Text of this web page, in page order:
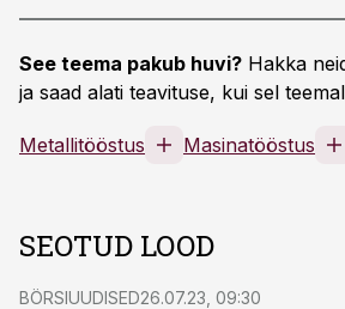
See teema pakub huvi? Hakka
ja saad alati teavituse, kui sel
Metallitööstus Masinatööstus
SEOTUD LOOD
BÖRSIUUDISED26.07.23, 09:30